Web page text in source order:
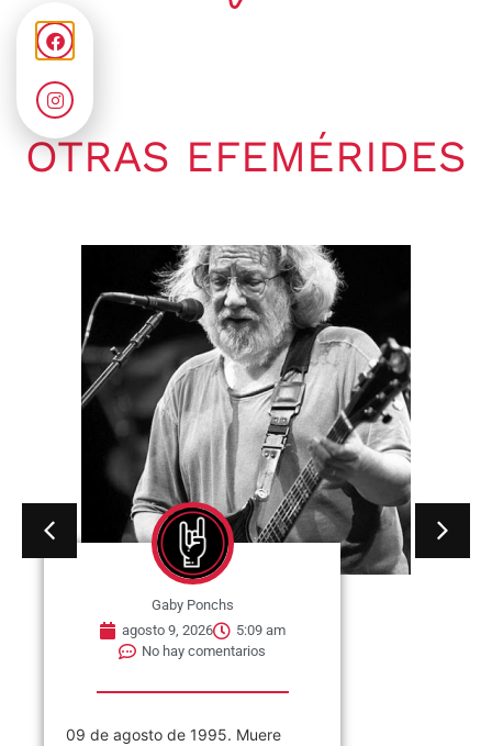
OTRAS EFEMÉRIDES
Gaby Ponchs
agosto 9, 2026
5:09 am
No hay comentarios
09 de agosto de 1995. Muere